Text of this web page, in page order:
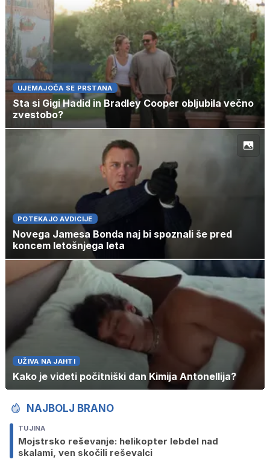
UJEMAJOČA SE PRSTANA
Sta si Gigi Hadid in Bradley Cooper obljubila večno
zvestobo?
POTEKAJO AVDICIJE
Novega Jamesa Bonda naj bi spoznali še pred
koncem letošnjega leta
UŽIVA NA JAHTI
Kako je videti počitniški dan Kimija Antonellija?
NAJBOLJ BRANO
TUJINA
Mojstrsko reševanje: helikopter lebdel nad
skalami, ven skočili reševalci